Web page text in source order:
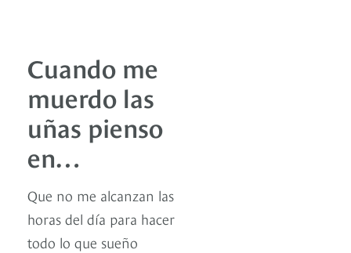
Cuando me
muerdo las
uñas pienso
en…
Que no me alcanzan las
horas del día para hacer
todo lo que sueño